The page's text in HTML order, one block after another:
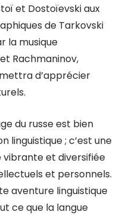
et Dostoïevski aux
de Tarkovski
la musique
Rachmaninov,
d’apprécier
du russe est bien
linguistique ; c’est une
vibrante et diversifiée
et personnels.
aventure linguistique
ce que la langue